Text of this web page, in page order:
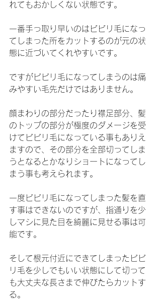
れてもおかしくない状態です。
一番手っ取り早いのはビビリ毛になっ
てしまった所をカットするのが元の状
態に近づいてくれやすいです。
ですがビビリ毛になってしまうのは痛
みやすい毛先だけではありません。
顔まわりの部分だったり襟足部分、髪
のトップの部分が極度のダメージを受
けてビビリ毛になっている事もありえ
ますので、その部分を全部切ってしま
うとなるとかなりショートになってし
まう事も考えられます。
一度ビビリ毛になってしまった髪を直
す事はできないのですが、指通りを少
しマシに見た目を綺麗に見せる事は可
能です。
そして根元付近にできてしまったビビ
リ毛を少しでもいい状態にして切って
も大丈夫な長さまで伸びたらカットす
る。